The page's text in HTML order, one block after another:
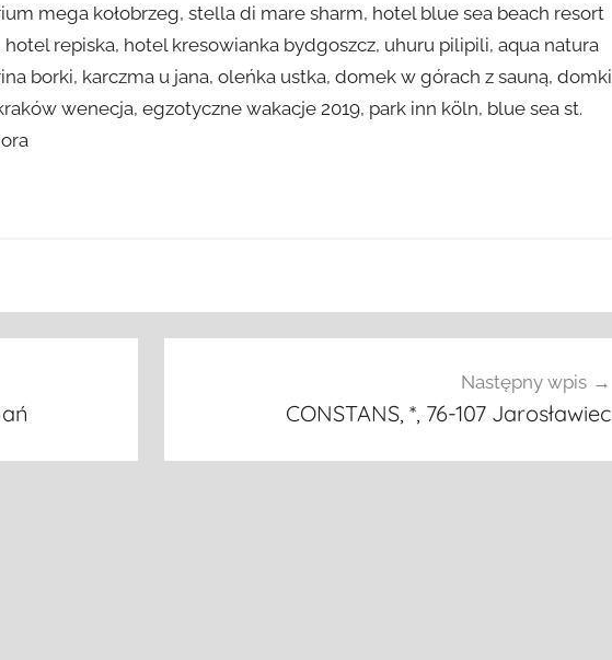
mega kołobrzeg, stella di mare sharm, hotel blue sea beach resort
repiska, hotel kresowianka bydgoszcz, uhuru pilipili, aqua natura
borki, karczma u jana, oleńka ustka, domek w górach z sauną, domki
wenecja, egzotyczne wakacje 2019, park inn köln, blue sea st.
Następny wpis
CONSTANS, *, 76-107 Jarosławiec